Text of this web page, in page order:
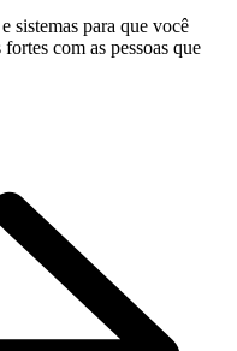
sistemas para que você
com as pessoas que